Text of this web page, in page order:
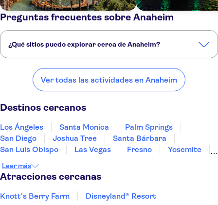
Preguntas frecuentes sobre Anaheim
¿Qué sitios puedo explorar cerca de Anaheim?
Anaheim:
Los Ángeles Joshua Tree
Ver todas las actividades en Anaheim
Destinos cercanos
Los Ángeles Santa Monica
Palm Springs
San Diego
Joshua Tree
Santa Bárbara
San Luis Obispo
Las Vegas Fresno
Yosemite
San Jose, California
Leer más
Atracciones cercanas
Knott's Berry Farm Disneyland® Resort